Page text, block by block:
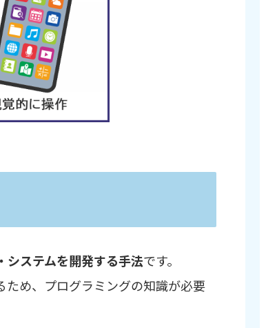
システムを開発する手法です。
ため、プログラミングの知識が必要